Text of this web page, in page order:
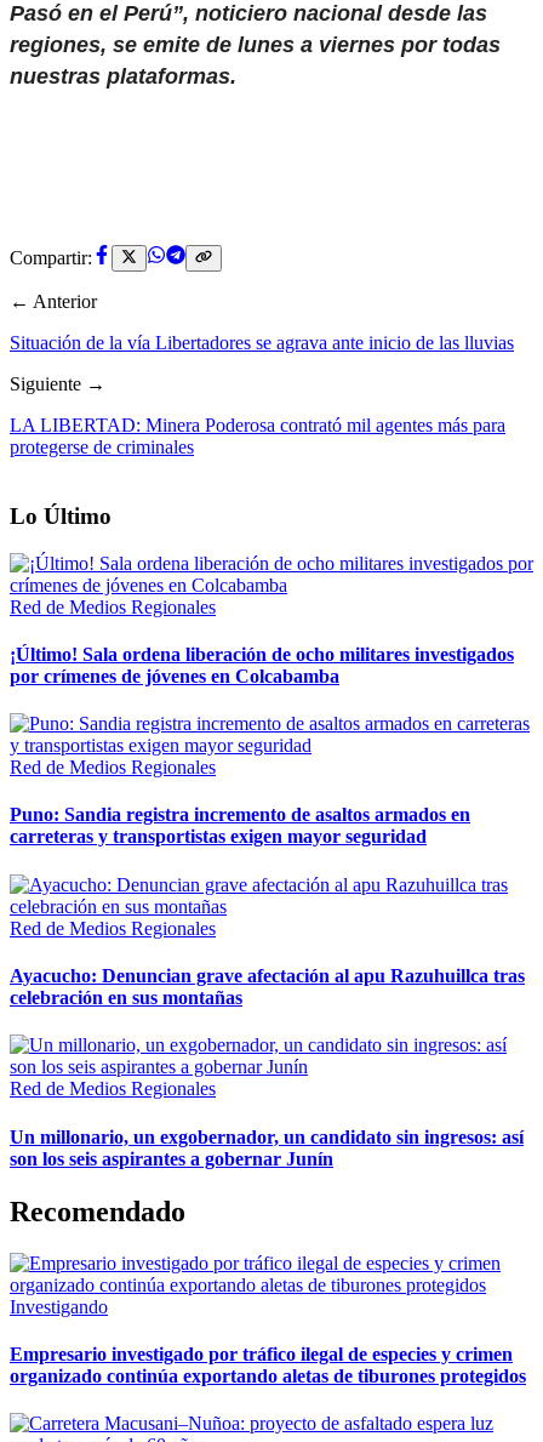
Pasó en el Perú”, noticiero nacional desde las
regiones, se emite de lunes a viernes por todas
nuestras plataformas.
Compartir:
← Anterior
Situación de la vía Libertadores se agrava ante inicio de las lluvias
Siguiente →
LA LIBERTAD: Minera Poderosa contrató mil agentes más para
protegerse de criminales
Lo Último
Red de Medios Regionales
¡Último! Sala ordena liberación de ocho militares investigados
por crímenes de jóvenes en Colcabamba
Red de Medios Regionales
Puno: Sandia registra incremento de asaltos armados en
carreteras y transportistas exigen mayor seguridad
Red de Medios Regionales
Ayacucho: Denuncian grave afectación al apu Razuhuillca tras
celebración en sus montañas
Red de Medios Regionales
Un millonario, un exgobernador, un candidato sin ingresos: así
son los seis aspirantes a gobernar Junín
Recomendado
Investigando
Empresario investigado por tráfico ilegal de especies y crimen
organizado continúa exportando aletas de tiburones protegidos